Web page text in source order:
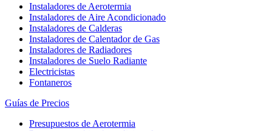
Instaladores de Aerotermia
Instaladores de Aire Acondicionado
Instaladores de Calderas
Instaladores de Calentador de Gas
Instaladores de Radiadores
Instaladores de Suelo Radiante
Electricistas
Fontaneros
Guías de Precios
Presupuestos de Aerotermia